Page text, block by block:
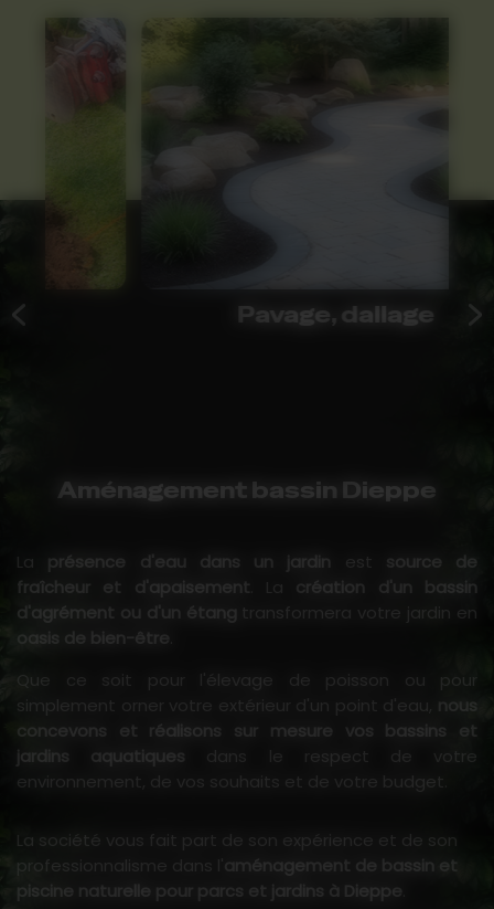
Pavage, dallage
Aménagement bassin Dieppe
La présence d'eau dans un jardin
source de
fraîcheur et d'apaisement
création d'un bassin
d'agrément ou d'un étang
transformera votre jardin en
oasis de bien-être
Que ce soit pour l'élevage de poisson ou pour
simplement orner votre extérieur d'un point d'eau,
nous
concevons et réalisons sur mesure vos bassins et
jardins aquatiques
dans le respect de votre
environnement, de vos souhaits et de votre budget.
La société vous fait part de son expérience et de son
professionnalisme dans l'
aménagement de bassin et
piscine naturelle pour parcs et jardins à Dieppe